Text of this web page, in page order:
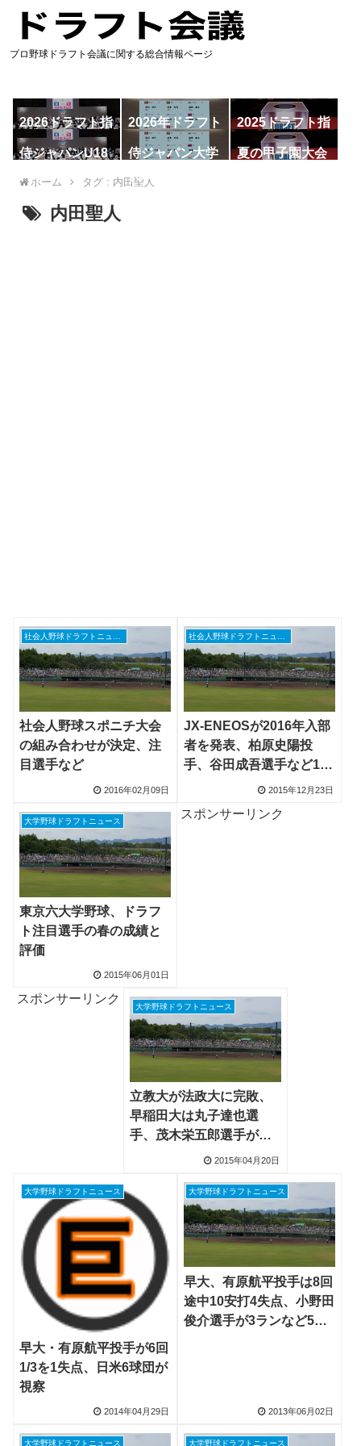
プロ野球ドラフト会議に関する総合情報ページ
2026ドラフト指
名予想
2026年ドラフト
候補
2025ドラフト指
名一覧
侍ジャパンU18
代表
侍ジャパン大学
代表
夏の甲子園大会
ホーム タグ : 内田聖人
内田聖人
社会人野球スポニチ大会
の組み合わせが決定、注
目選手など
2016年02月09日
JX-ENEOSが2016年入部
者を発表、柏原史陽投
手、谷田成吾選手など11
2015年12月23日
大学野球ドラフトニュース
東京六大学野球、ドラフ
ト注目選手の春の成績と
評価
2015年06月01日
スポンサーリンク
スポンサーリンク
大学野球ドラフトニュース
立教大が法政大に完敗、
早稲田大は丸子達也選
手、茂木栄五郎選手が活
2015年04月20日
大学野球ドラフトニュース
早大・有原航平投手が6回
1/3を1失点、日米6球団が
視察
2014年04月29日
大学野球ドラフトニュース
早大、有原航平投手は8回
途中10安打4失点、小野田
俊介選手が3ランなど5打
2013年06月02日
大学野球ドラフトニュース 大学野球ドラフトニュース